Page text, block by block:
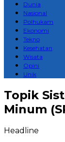
Dunia
Nasional
Polhukam
Ekonomi
Tekno
Kesehatan
Wisata
Opini
Unik
Topik
Minum
Headline